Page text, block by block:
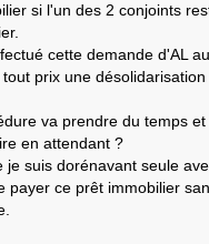
si l'un des 2 conjoints
cette demande d'AL
prix une
va prendre du temps et
en attendant ?
je suis dorénavant seule
payer ce prêt immobilier